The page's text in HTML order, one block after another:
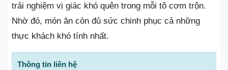
trải nghiệm vị giác khó quên trong mỗi tô cơm trộn.
Nhờ đó, món ăn còn đủ sức chinh phục cả những
thực khách khó tính nhất.
Thông tin liên hệ